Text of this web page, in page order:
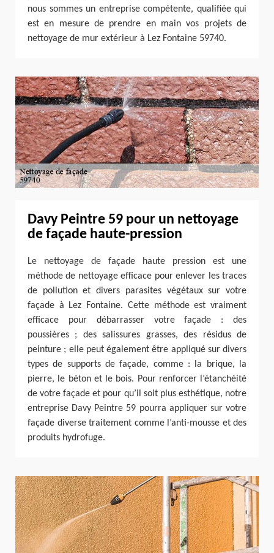
nous sommes un entreprise compétente, qualifiée qui
est en mesure de prendre en main vos projets de
nettoyage de mur extérieur à Lez Fontaine 59740.
Davy Peintre 59 pour un nettoyage
de façade haute-pression
Le nettoyage de façade haute pression est une
méthode de nettoyage efficace pour enlever les traces
de pollution et divers parasites végétaux sur votre
façade à Lez Fontaine. Cette méthode est vraiment
efficace pour débarrasser votre façade : des
poussières ; des salissures grasses, des résidus de
peinture ; elle peut également être appliqué sur divers
types de supports de façade, comme : la brique, la
pierre, le béton et le bois. Pour renforcer l’étanchéité
de votre façade et pour qu’il soit plus esthétique, notre
entreprise Davy Peintre 59 pourra appliquer sur votre
façade diverse traitement comme l’anti-mousse et des
produits hydrofuge.